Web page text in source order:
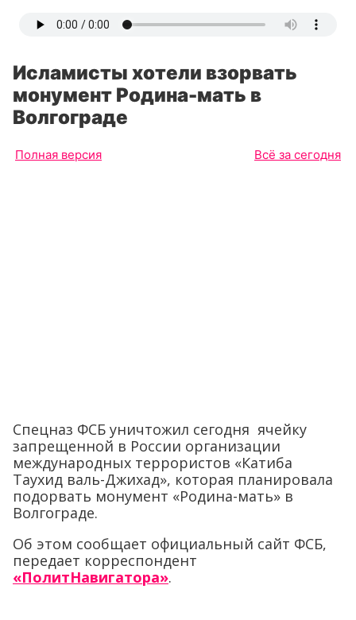
Исламисты хотели взорвать
монумент Родина-мать в
Волгограде
Полная версия Всё за сегодня
Спецназ ФСБ уничтожил сегодня ячейку
запрещенной в России организации
международных террористов «Катиба
Таухид валь-Джихад», которая планировала
подорвать монумент «Родина-мать» в
Волгограде.
Об этом сообщает официальный сайт ФСБ,
передает корреспондент
«ПолитНавигатора».